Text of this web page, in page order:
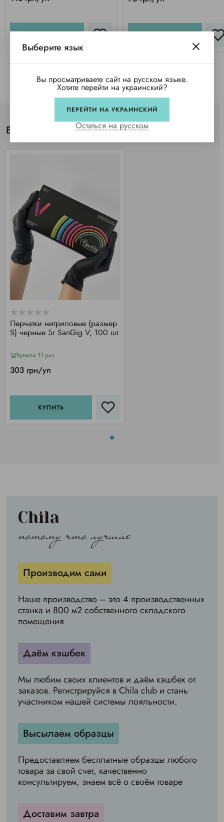
Вы просматривали
Перчатки нитриловые (размер
S) черные 5г SanGig V, 100 шт
Купили 11 раз
303 грн/уп
КУПИТЬ
Chila
потому что лучшие
Производим сами
Наше производство – это 4 производственных
станка и 800 м2 собственного складского
помещения
Даём кэшбек
Мы любим своих клиентов и даём кэшбек от
заказов. Регистрируйся в Chila club и стань
участником нашей системы лояльности.
Высылаем образцы
Предоставляем бесплатные образцы любого
товара за свой счет, качественно
консультируем, знаем всё о своём товаре
Доставим завтра
Выберите язык
Вы просматриваете сайт на русском языке.
Хотите перейти на украинский?
ПЕРЕЙТИ НА УКРАИНСКИЙ
Остаться на русском